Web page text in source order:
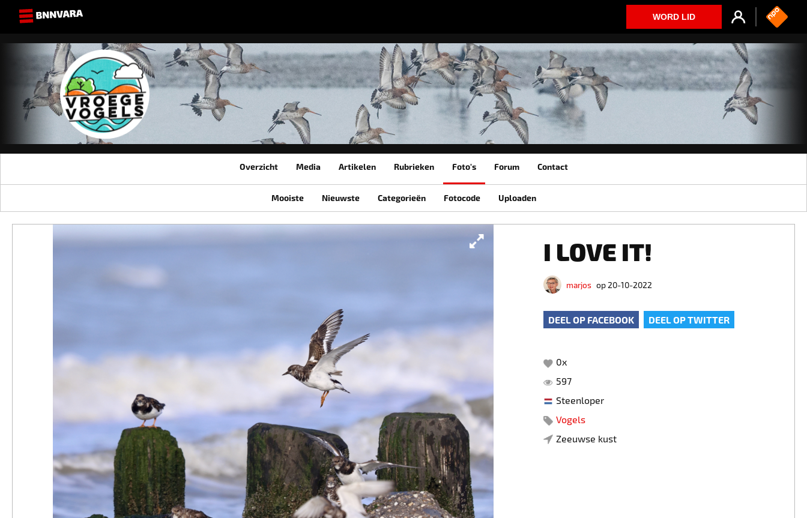
WORD LID
Overzicht Media Artikelen Rubrieken Foto's Forum Contact
Mooiste Nieuwste Categorieën Fotocode Uploaden
I LOVE IT!
marjos op 20-10-2022
DEEL OP FACEBOOK DEEL OP TWITTER
0x
597
Steenloper
Vogels
Zeeuwse kust